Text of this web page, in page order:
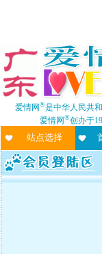
爱情网®是中华人民共
爱情网®创办于
站点选择